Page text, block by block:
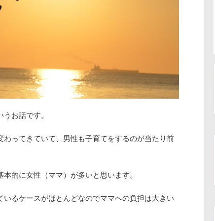
お話です。
ってきていて、男性も子育てをするのが当たり前
的に女性（ママ）が多いと思います。
るケースがほとんどなのでママへの負担は大きい